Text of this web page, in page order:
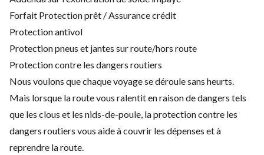
Forfait Protection prêt / Assurance crédit
Protection antivol
Protection pneus et jantes sur route/hors route
Protection contre les dangers routiers
Nous voulons que chaque voyage se déroule sans heurts.
Mais lorsque la route vous ralentit en raison de dangers tels
que les clous et les nids-de-poule, la protection contre les
dangers routiers vous aide à couvrir les dépenses et à
reprendre la route.